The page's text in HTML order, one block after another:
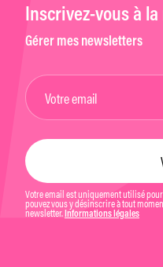
Inscrivez-vous à
Gérer mes newsletters
Votre email est uniquement utilisé
pouvez vous y désinscrire à tout
newsletter. Informations légales